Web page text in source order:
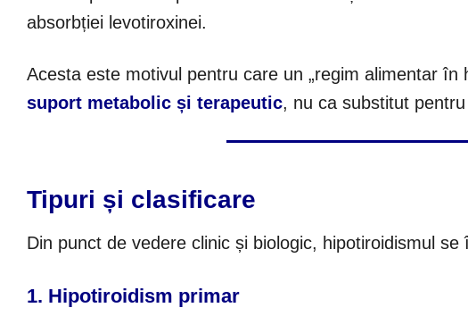
absorbției levotiroxinei.
Acesta este motivul pentru care un „regim alimentar în
suport metabolic și terapeutic, nu ca substitut
Tipuri și clasificare
Din punct de vedere clinic și biologic, hipotiroidismul
1. Hipotiroidism primar